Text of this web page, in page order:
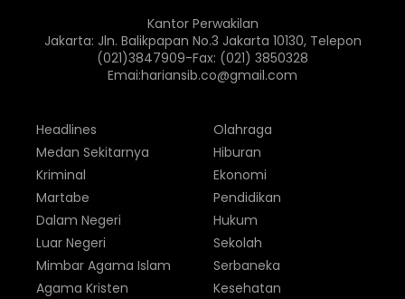
Kantor Perwakilan
Jakarta: Jln. Balikpapan No.3 Jakarta 10130, Telepon
(021)3847909-Fax: (021) 3850328
Emai:hariansib.co@gmail.com
Headlines
Medan Sekitarnya
Kriminal
Martabe
Dalam Negeri
Luar Negeri
Olahraga
Hiburan
Ekonomi
Pendidikan
Hukum
Sekolah
Mimbar Agama Islam
Agama Kristen
Serbaneka
Kesehatan